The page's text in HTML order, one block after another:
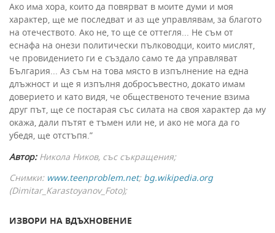
Ако има хора, които да повярват в моите думи и моя
характер, ще ме последват и аз ще управлявам, за благото
на отечеството. Ако не, то ще се оттегля... Не съм от
еснафа на онези политически пълководци, които мислят,
че провидението ги е създало само те да управляват
България... Аз съм на това място в изпълнение на една
длъжност и ще я изпълня добросъвестно, докато имам
доверието и като видя, че общественото течение взима
друг път, ще се постарая със силата на своя характер да му
окажа, дали пътят е тъмен или не, и ако не мога да го
убедя, ще отстъпя.”
Автор:Никола Ников, със съкращения;
Снимки: www.teenproblem.net; bg.wikipedia.org
(Dimitar_Karastoyanov_Foto);
ИЗВОРИ НА ВДЪХНОВЕНИЕ